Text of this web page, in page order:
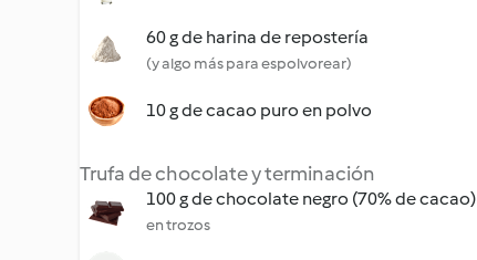
60 g de harina de repostería
(y algo más para espolvorear)
10 g de cacao puro en polvo
Trufa de chocolate y terminación
100 g de chocolate negro (70% de cacao)
en trozos